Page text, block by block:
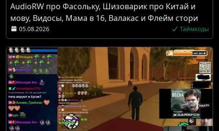
AudioRW про Фасольку, Шизоварик про Китай и
мову, Видосы, Мама в 16, Валакас и Флейм стори
05.08.2026 Таймкоды